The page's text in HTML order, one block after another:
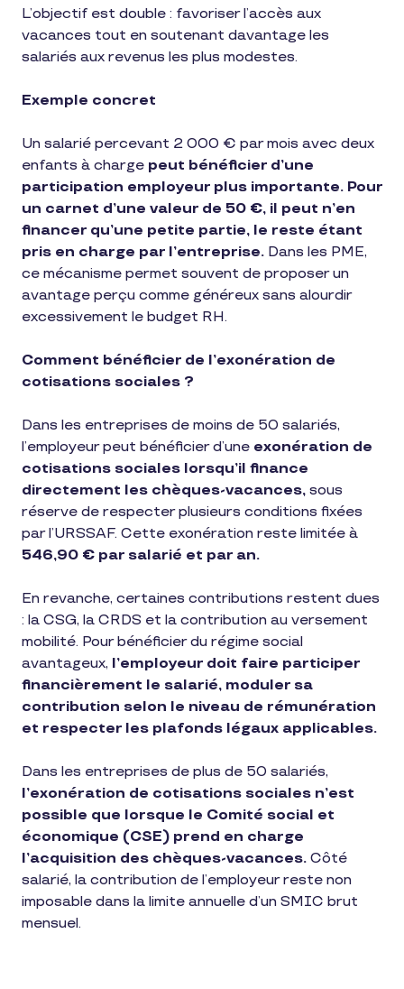
L’objectif est double : favoriser l’accès aux
vacances tout en soutenant davantage les
salariés aux revenus les plus modestes.
Exemple concret
Un salarié percevant 2 000 € par mois avec deux
enfants à charge peut bénéficier d’une
participation employeur plus importante. Pour
un carnet d’une valeur de 50 €, il peut n’en
financer qu’une petite partie, le reste étant
pris en charge par l’entreprise. Dans les PME,
ce mécanisme permet souvent de proposer un
avantage perçu comme généreux sans alourdir
excessivement le budget RH.
Comment bénéficier de l’exonération de
cotisations sociales ?
Dans les entreprises de moins de 50 salariés,
l’employeur peut bénéficier d’une exonération de
cotisations sociales lorsqu’il finance
directement les chèques-vacances, sous
réserve de respecter plusieurs conditions fixées
par l’URSSAF. Cette exonération reste limitée à
546,90 € par salarié et par an.
En revanche, certaines contributions restent dues
: la CSG, la CRDS et la contribution au versement
mobilité. Pour bénéficier du régime social
avantageux, l’employeur doit faire participer
financièrement le salarié, moduler sa
contribution selon le niveau de rémunération
et respecter les plafonds légaux applicables.
Dans les entreprises de plus de 50 salariés,
l’exonération de cotisations sociales n’est
possible que lorsque le Comité social et
économique (CSE) prend en charge
l’acquisition des chèques-vacances. Côté
salarié, la contribution de l’employeur reste non
imposable dans la limite annuelle d’un SMIC brut
mensuel.